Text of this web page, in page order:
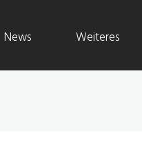
News Weiteres